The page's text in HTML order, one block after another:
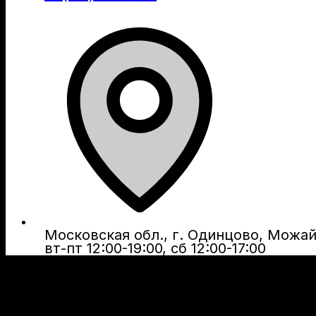
Московская обл., г. Одинцово,
вт-пт 12:00-19:00, сб 12:00-17:00